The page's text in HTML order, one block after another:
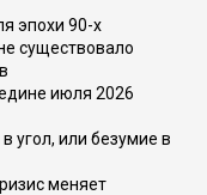
эпохи 90-х
существовало
июля 2026
угол, или безумие в
меняет